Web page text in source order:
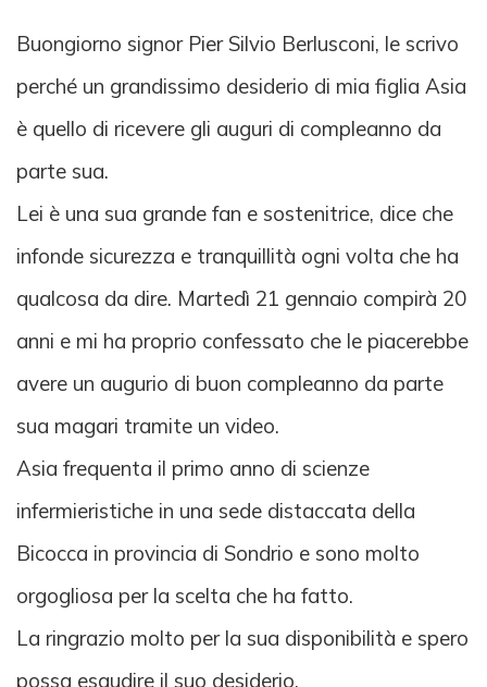
Buongiorno signor Pier Silvio Berlusconi, le scrivo
perché un grandissimo desiderio di mia figlia Asia
è quello di ricevere gli auguri di compleanno da
parte sua.
Lei è una sua grande fan e sostenitrice, dice che
infonde sicurezza e tranquillità ogni volta che ha
qualcosa da dire. Martedì 21 gennaio compirà 20
anni e mi ha proprio confessato che le piacerebbe
avere un augurio di buon compleanno da parte
sua magari tramite un video.
Asia frequenta il primo anno di scienze
infermieristiche in una sede distaccata della
Bicocca in provincia di Sondrio e sono molto
orgogliosa per la scelta che ha fatto.
La ringrazio molto per la sua disponibilità e spero
possa esaudire il suo desiderio.